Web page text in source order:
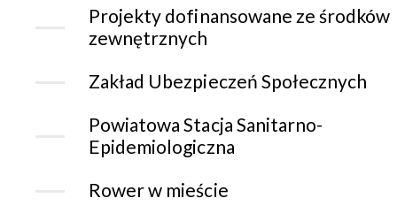
Projekty dofinansowane ze środków
zewnętrznych
Zakład Ubezpieczeń Społecznych
Powiatowa Stacja Sanitarno-
Epidemiologiczna
Rower w mieście